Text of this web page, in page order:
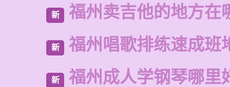
新 福州卖吉他的地方在
新 福州唱歌排练速成班
新 福州成人学钢琴哪里